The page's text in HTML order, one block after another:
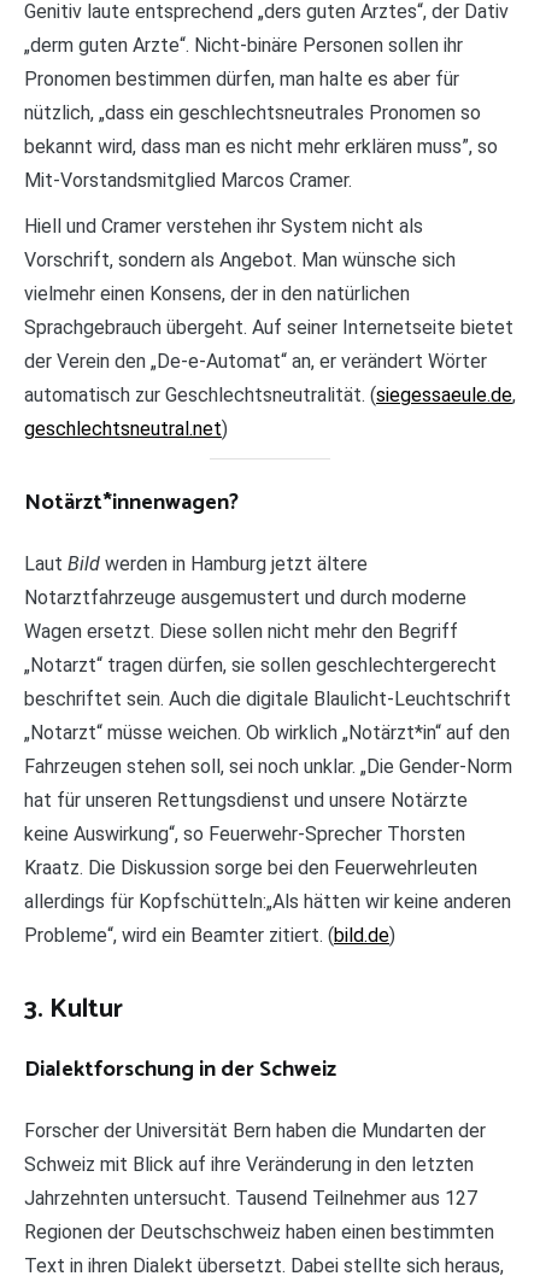
Genitiv laute entsprechend „ders guten Arztes“, der Dativ
„derm guten Arzte“. Nicht-binäre Personen sollen ihr
Pronomen bestimmen dürfen, man halte es aber für
nützlich, „dass ein geschlechtsneutrales Pronomen so
bekannt wird, dass man es nicht mehr erklären muss”, so
Mit-Vorstandsmitglied Marcos Cramer.
Hiell und Cramer verstehen ihr System nicht als
Vorschrift, sondern als Angebot. Man wünsche sich
vielmehr einen Konsens, der in den natürlichen
Sprachgebrauch übergeht. Auf seiner Internetseite bietet
der Verein den „De-e-Automat“ an, er verändert Wörter
automatisch zur Geschlechtsneutralität. (siegessaeule.de,
geschlechtsneutral.net)
Notärzt*innenwagen?
Laut Bild werden in Hamburg jetzt ältere
Notarztfahrzeuge ausgemustert und durch moderne
Wagen ersetzt. Diese sollen nicht mehr den Begriff
„Notarzt“ tragen dürfen, sie sollen geschlechtergerecht
beschriftet sein. Auch die digitale Blaulicht-Leuchtschrift
„Notarzt“ müsse weichen. Ob wirklich „Notärzt*in“ auf den
Fahrzeugen stehen soll, sei noch unklar. „Die Gender-Norm
hat für unseren Rettungsdienst und unsere Notärzte
keine Auswirkung“, so Feuerwehr-Sprecher Thorsten
Kraatz. Die Diskussion sorge bei den Feuerwehrleuten
allerdings für Kopfschütteln:„Als hätten wir keine anderen
Probleme“, wird ein Beamter zitiert. (bild.de)
3. Kultur
Dialektforschung in der Schweiz
Forscher der Universität Bern haben die Mundarten der
Schweiz mit Blick auf ihre Veränderung in den letzten
Jahrzehnten untersucht. Tausend Teilnehmer aus 127
Regionen der Deutschschweiz haben einen bestimmten
Text in ihren Dialekt übersetzt. Dabei stellte sich heraus,